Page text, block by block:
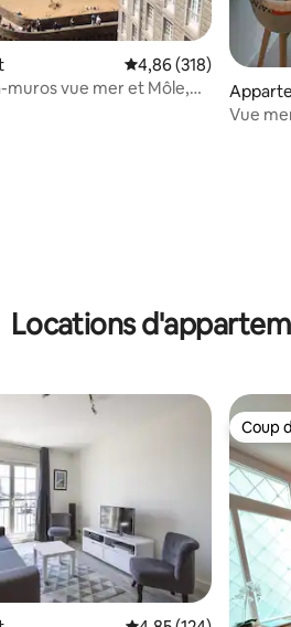
de 388 commentaires : 4,95 sur 5
Évaluation moyenne
4,86 (318)
muros vue mer et Môle,
Vue
Locations
Coup
Coup